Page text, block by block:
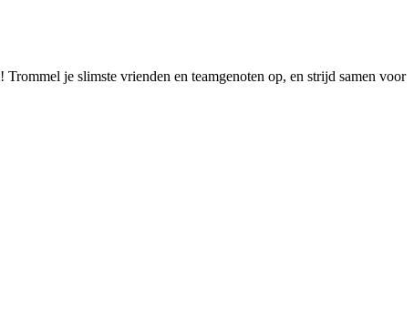
! Trommel je slimste vrienden en teamgenoten op, en strijd samen voor